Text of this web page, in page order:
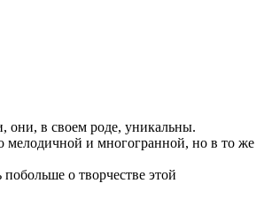
они, в своем роде, уникальны.
мелодичной и многогранной, но в то же
о творчестве этой